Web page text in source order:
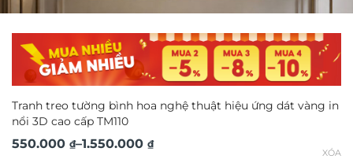
Tranh treo tường bình hoa nghệ thuật hiệu ứng dát vàng in
nổi 3D cao cấp TM110
550.000 ₫–1.550.000 ₫
Khoảng
XÓA